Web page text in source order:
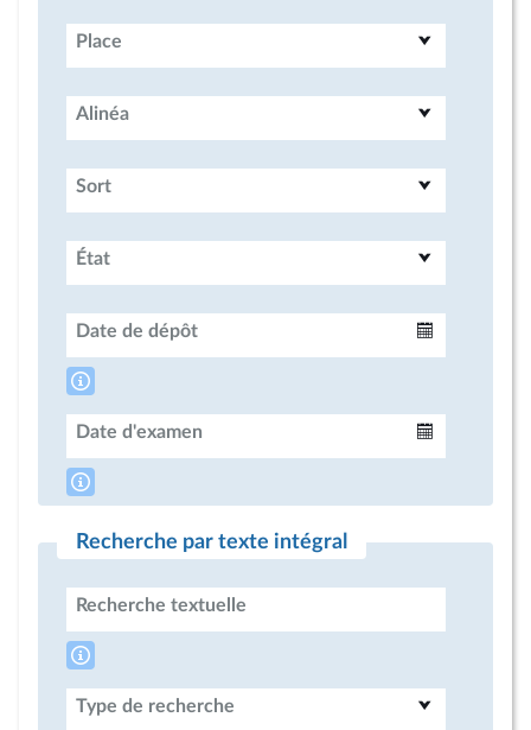
Place
Alinéa
Sort
État
Date de dépôt
Date d'examen
Recherche par texte intégral
Recherche textuelle
Type de recherche